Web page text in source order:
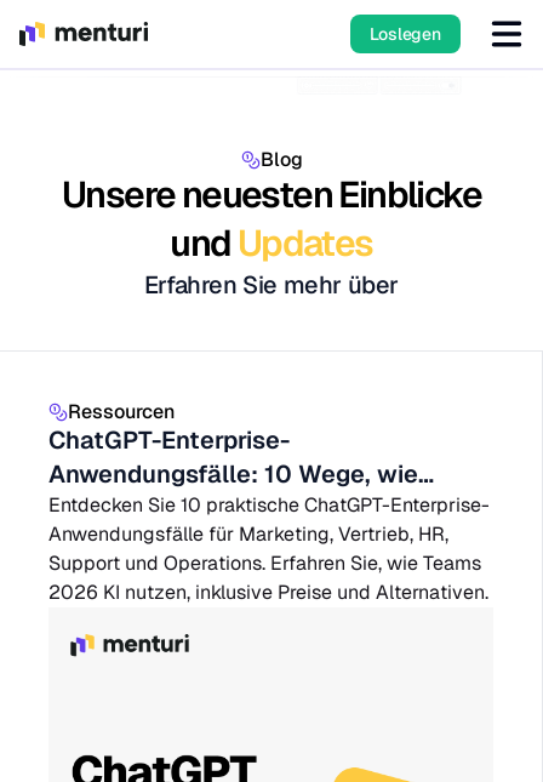
Loslegen
Blog
Unsere neuesten Einblicke
und Updates
Erfahren Sie mehr über
Ressourcen
ChatGPT-Enterprise-
Anwendungsfälle: 10 Wege, wie
Teams 2026 KI einsetzen
Entdecken Sie 10 praktische ChatGPT-Enterprise-
Anwendungsfälle für Marketing, Vertrieb, HR,
Support und Operations. Erfahren Sie, wie Teams
2026 KI nutzen, inklusive Preise und Alternativen.